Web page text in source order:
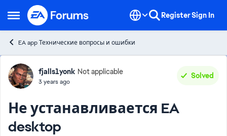
Open Side Menu
Skip to content RegisterSign In
EA app Технические вопросы и ошибки
Forum Discussion
fjalls1yonk Not applicable
3 years ago
Solved
Не устанавливается EA
desktop